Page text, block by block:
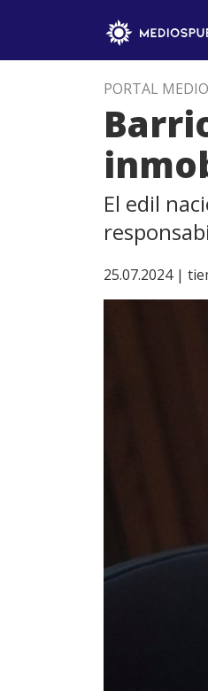
PORTAL
El edil
25.07.2024 |